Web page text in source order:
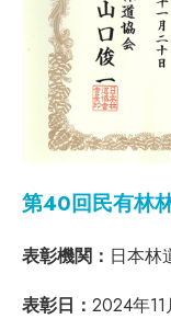
第40回民有林
表彰機関： 日本林
表彰日： 2024年